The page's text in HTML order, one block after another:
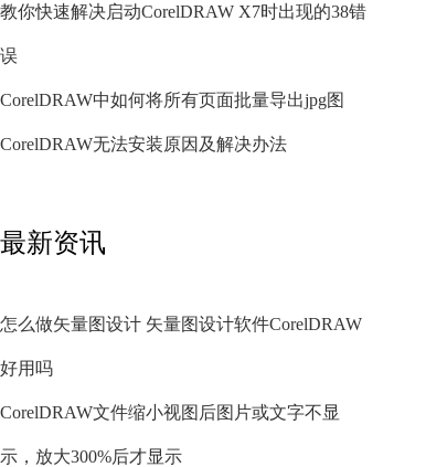
教你快速解决启动CorelDRAW X7时出现的38错
误
CorelDRAW中如何将所有页面批量导出jpg图
CorelDRAW无法安装原因及解决办法
最新资讯
怎么做矢量图设计 矢量图设计软件CorelDRAW
好用吗
CorelDRAW文件缩小视图后图片或文字不显
示，放大300%后才显示